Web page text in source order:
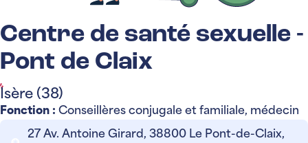
Centre de santé sexuelle -
Pont de Claix
Isère (38)
Fonction : Conseillères conjugale et familiale, médecin
27 Av. Antoine Girard, 38800 Le Pont-de-Claix,